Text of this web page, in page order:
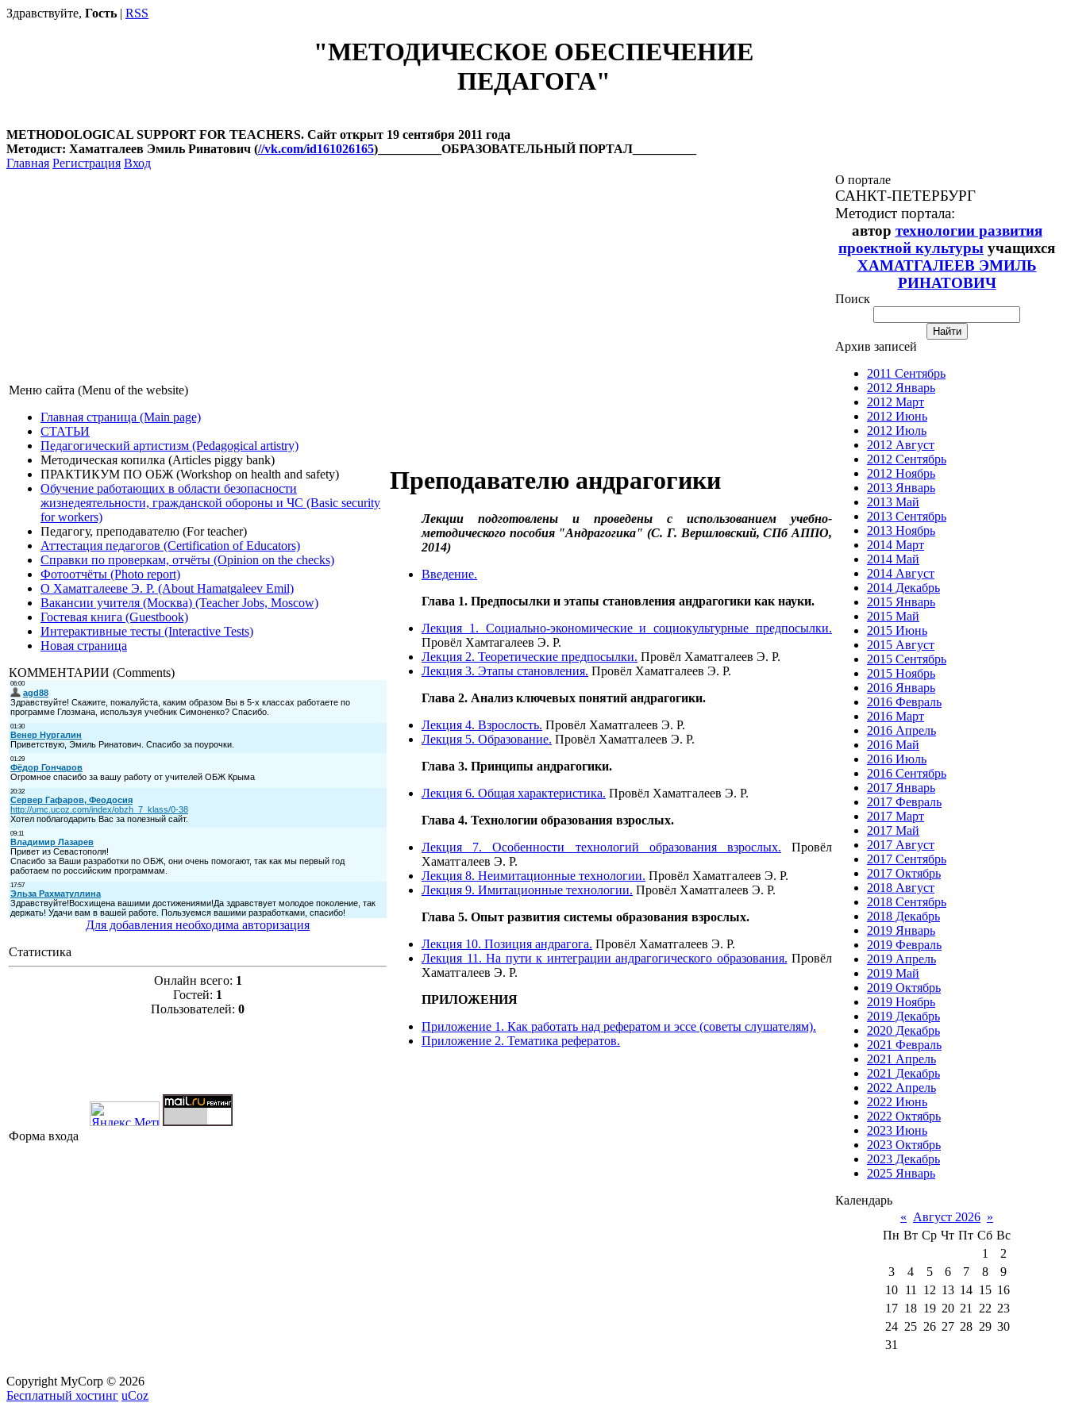
Здравствуйте, Гость | RSS
"МЕТОДИЧЕСКОЕ ОБЕСПЕЧЕНИЕ
ПЕДАГОГА"
METHODOLOGICAL SUPPORT FOR TEACHERS. Сайт открыт 19 сентября 2011 года
Методист: Хаматгалеев Эмиль Ринатович (//vk.com/id161026165)__________ОБРАЗОВАТЕЛЬНЫЙ ПОРТАЛ__________
Главная Регистрация Вход
Меню сайта (Menu of the website)
Главная страница (Main page)
СТАТЬИ
Педагогический артистизм (Pedagogical artistry)
Методическая копилка (Articles piggy bank)
ПРАКТИКУМ ПО ОБЖ (Workshop on health and safety)
Обучение работающих в области безопасности
жизнедеятельности, гражданской обороны и ЧС (Basic security
for workers)
Педагогу, преподавателю (For teacher)
Аттестация педагогов (Certification of Educators)
Справки по проверкам, отчёты (Opinion on the checks)
Фотоотчёты (Photo report)
О Хаматгалееве Э. Р. (About Hamatgaleev Emil)
Вакансии учителя (Москва) (Teacher Jobs, Moscow)
Гостевая книга (Guestbook)
Интерактивные тесты (Interactive Tests)
Новая страница
КОММЕНТАРИИ (Comments)
Для добавления необходима авторизация
Статистика
Онлайн всего: 1
Гостей: 1
Пользователей: 0
Форма входа
Преподавателю андрагогики
Лекции подготовлены и проведены с использованием учебно-
методического пособия "Андрагогика" (С. Г. Вершловский, СПб АППО,
2014)
Введение.
Глава 1. Предпосылки и этапы становления андрагогики как науки.
Лекция 1. Социально-экономические и социокультурные предпосылки.
Провёл Хамтагалеев Э. Р.
Лекция 2. Теоретические предпосылки. Провёл Хаматгалеев Э. Р.
Лекция 3. Этапы становления. Провёл Хаматгалеев Э. Р.
Глава 2. Анализ ключевых понятий андрагогики.
Лекция 4. Взрослость. Провёл Хаматгалеев Э. Р.
Лекция 5. Образование. Провёл Хаматгалеев Э. Р.
Глава 3. Принципы андрагогики.
Лекция 6. Общая характеристика. Провёл Хаматгалеев Э. Р.
Глава 4. Технологии образования взрослых.
Лекция 7. Особенности технологий образования взрослых. Провёл
Хаматгалеев Э. Р.
Лекция 8. Неимитационные технологии. Провёл Хаматгалеев Э. Р.
Лекция 9. Имитационные технологии. Провёл Хаматгалеев Э. Р.
Глава 5. Опыт развития системы образования взрослых.
Лекция 10. Позиция андрагога. Провёл Хаматгалеев Э. Р.
Лекция 11. На пути к интеграции андрагогического образования. Провёл
Хаматгалеев Э. Р.
ПРИЛОЖЕНИЯ
Приложение 1. Как работать над рефератом и эссе (советы слушателям).
Приложение 2. Тематика рефератов.
О портале
САНКТ-ПЕТЕРБУРГ
Методист портала:
автор технологии развития
проектной культуры учащихся
ХАМАТГАЛЕЕВ ЭМИЛЬ
РИНАТОВИЧ
Поиск
Архив записей
2011 Сентябрь
2012 Январь
2012 Март
2012 Июнь
2012 Июль
2012 Август
2012 Сентябрь
2012 Ноябрь
2013 Январь
2013 Май
2013 Сентябрь
2013 Ноябрь
2014 Март
2014 Май
2014 Август
2014 Декабрь
2015 Январь
2015 Май
2015 Июнь
2015 Август
2015 Сентябрь
2015 Ноябрь
2016 Январь
2016 Февраль
2016 Март
2016 Апрель
2016 Май
2016 Июль
2016 Сентябрь
2017 Январь
2017 Февраль
2017 Март
2017 Май
2017 Август
2017 Сентябрь
2017 Октябрь
2018 Август
2018 Сентябрь
2018 Декабрь
2019 Январь
2019 Февраль
2019 Апрель
2019 Май
2019 Октябрь
2019 Ноябрь
2019 Декабрь
2020 Декабрь
2021 Февраль
2021 Апрель
2021 Декабрь
2022 Апрель
2022 Июнь
2022 Октябрь
2023 Июнь
2023 Октябрь
2023 Декабрь
2025 Январь
Календарь
« Август 2026 »
Пн Вт Ср Чт Пт Сб Вс
1
2
3
4 5 6 7 8
9
10
11 12 13 14 15 16
17 18 19 20 21 22 23
24 25 26 27 28 29 30
31
Copyright MyCorp © 2026
Бесплатный хостинг uCoz